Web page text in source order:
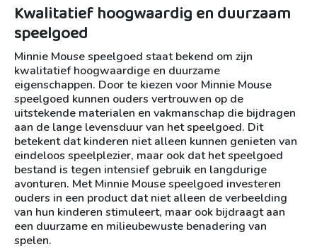
Kwalitatief hoogwaardig en duurzaam
speelgoed
Minnie Mouse speelgoed staat bekend om zijn
kwalitatief hoogwaardige en duurzame
eigenschappen. Door te kiezen voor Minnie Mouse
speelgoed kunnen ouders vertrouwen op de
uitstekende materialen en vakmanschap die bijdragen
aan de lange levensduur van het speelgoed. Dit
betekent dat kinderen niet alleen kunnen genieten van
eindeloos speelplezier, maar ook dat het speelgoed
bestand is tegen intensief gebruik en langdurige
avonturen. Met Minnie Mouse speelgoed investeren
ouders in een product dat niet alleen de verbeelding
van hun kinderen stimuleert, maar ook bijdraagt aan
een duurzame en milieubewuste benadering van
spelen.